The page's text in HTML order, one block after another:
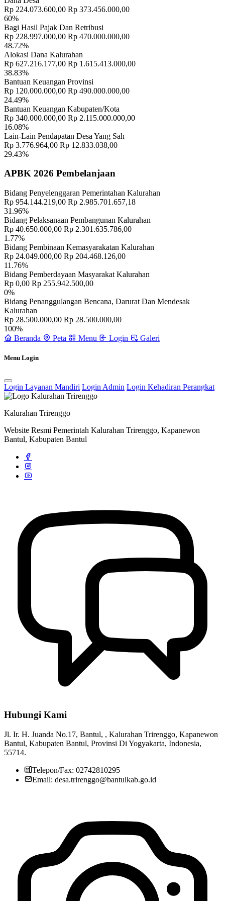
Informasi Lengkap Tentang BUMDes Yang Harus Anda Ketahui
Mei 2019
Sejarah 30 April 2014
Pemerintah Kalurahan Trirenggo
Evaluasi Profil Desa dan Kelurahan Tahun 2019 16 Desember 2019
November 2020
Rp 224.073.600,00 Rp 373.456.000,00
60%
Bagi Hasil Pajak Dan Retribusi
Rp 228.997.000,00 Rp 470.000.000,00
48.72%
Alokasi Dana Kalurahan
Rp 627.216.177,00 Rp 1.615.413.000,00
38.83%
Bantuan Keuangan Provinsi
Rp 120.000.000,00 Rp 490.000.000,00
24.49%
Bantuan Keuangan Kabupaten/Kota
Rp 340.000.000,00 Rp 2.115.000.000,00
16.08%
Lain-Lain Pendapatan Desa Yang Sah
Rp 3.776.964,00 Rp 12.833.038,00
29.43%
APBK 2026 Pembelanjaan
Bidang Penyelenggaran Pemerintahan Kalurahan
Rp 954.144.219,00 Rp 2.985.701.657,18
31.96%
Bidang Pelaksanaan Pembangunan Kalurahan
Rp 40.650.000,00 Rp 2.301.635.786,00
1.77%
Bidang Pembinaan Kemasyarakatan Kalurahan
Rp 24.049.000,00 Rp 204.468.126,00
11.76%
Bidang Pemberdayaan Masyarakat Kalurahan
Rp 0,00 Rp 255.942.500,00
0%
Bidang Penanggulangan Bencana, Darurat Dan Mendesak
Kalurahan
Rp 28.500.000,00 Rp 28.500.000,00
100%
Beranda
Peta Menu Login Galeri
Menu Login
Login Layanan Mandiri Login Admin Login Kehadiran Perangkat
Kalurahan Trirenggo
Website Resmi Pemerintah Kalurahan Trirenggo, Kapanewon
Bantul, Kabupaten Bantul
Hubungi Kami
Jl. Ir. H. Juanda No.17, Bantul, , Kalurahan Trirenggo, Kapanewon
Bantul, Kabupaten Bantul, Provinsi Di Yogyakarta, Indonesia,
55714.
Telepon/Fax: 02742810295
Email: desa.trirenggo@bantulkab.go.id